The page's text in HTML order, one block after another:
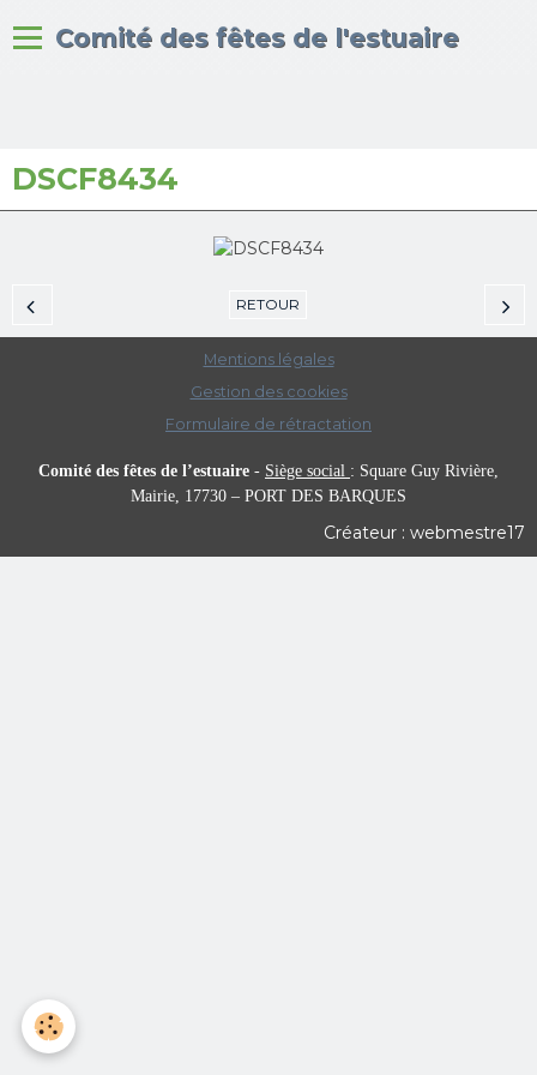
Comité des fêtes de l'estuaire
Accueil
DSCF8434
RETOUR
Mentions légales
Gestion des cookies
Formulaire de rétractation
Comité des fêtes de l’estuaire - Siège social : Square Guy Rivière,
Mairie, 17730 – PORT DES BARQUES
Créateur : webmestre17